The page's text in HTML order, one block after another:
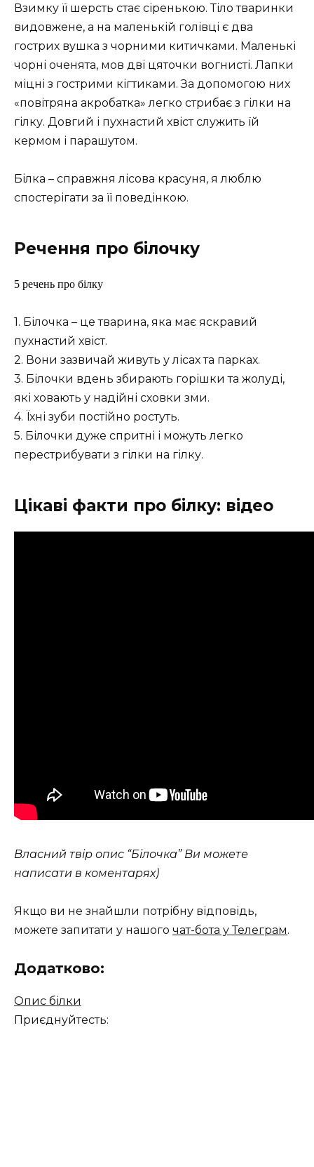
Взимку її шерсть стає сіренькою. Тіло тваринки
видовжене, а на маленькій голівці є два
гострих вушка з чорними китичками. Маленькі
чорні оченята, мов дві цяточки вогнисті. Лапки
міцні з гострими кігтиками. За допомогою них
«повітряна акробатка» легко стрибає з гілки на
гілку. Довгий і пухнастий хвіст служить їй
кермом і парашутом.
Білка – справжня лісова красуня, я люблю
спостерігати за її поведінкою.
Речення про білочку
5 речень про білку
1. Білочка – це тварина, яка має яскравий
пухнастий хвіст.
2. Вони зазвичай живуть у лісах та парках.
3. Білочки вдень збирають горішки та жолуді,
які ховають у надійні сховки зми.
4. Їхні зуби постійно ростуть.
5. Білочки дуже спритні і можуть легко
перестрибувати з гілки на гілку.
Цікаві факти про білку: відео
Власний твір опис “Білочка” Ви можете
написати в коментарях)
Якщо ви не знайшли потрібну відповідь,
можете запитати у нашого чат-бота у Телеграм.
Додатково:
Опис білки
Приєднуйтесть: